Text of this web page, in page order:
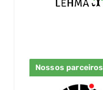
Nossos parceiros